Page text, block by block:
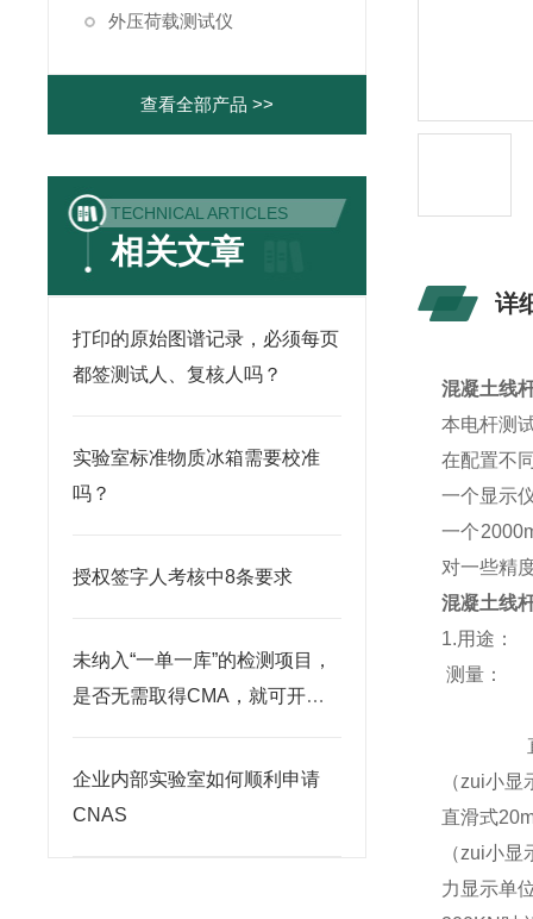
外压荷载测试仪
查看全部产品 >>
TECHNICAL ARTICLES
相关文章
打印的原始图谱记录，必须每页
都签测试人、复核人吗？
实验室标准物质冰箱需要校准
吗？
授权签字人考核中8条要求
未纳入“一单一库”的检测项目，
是否无需取得CMA，就可开展
企业内部实验室如何顺利申请
CNAS
详
混凝土线
本电杆测
在配置不
一个显示
一个
对一些精
混凝土线
1.用途
测量：
直滑
（zui小
直滑式
（zui小
力显示单